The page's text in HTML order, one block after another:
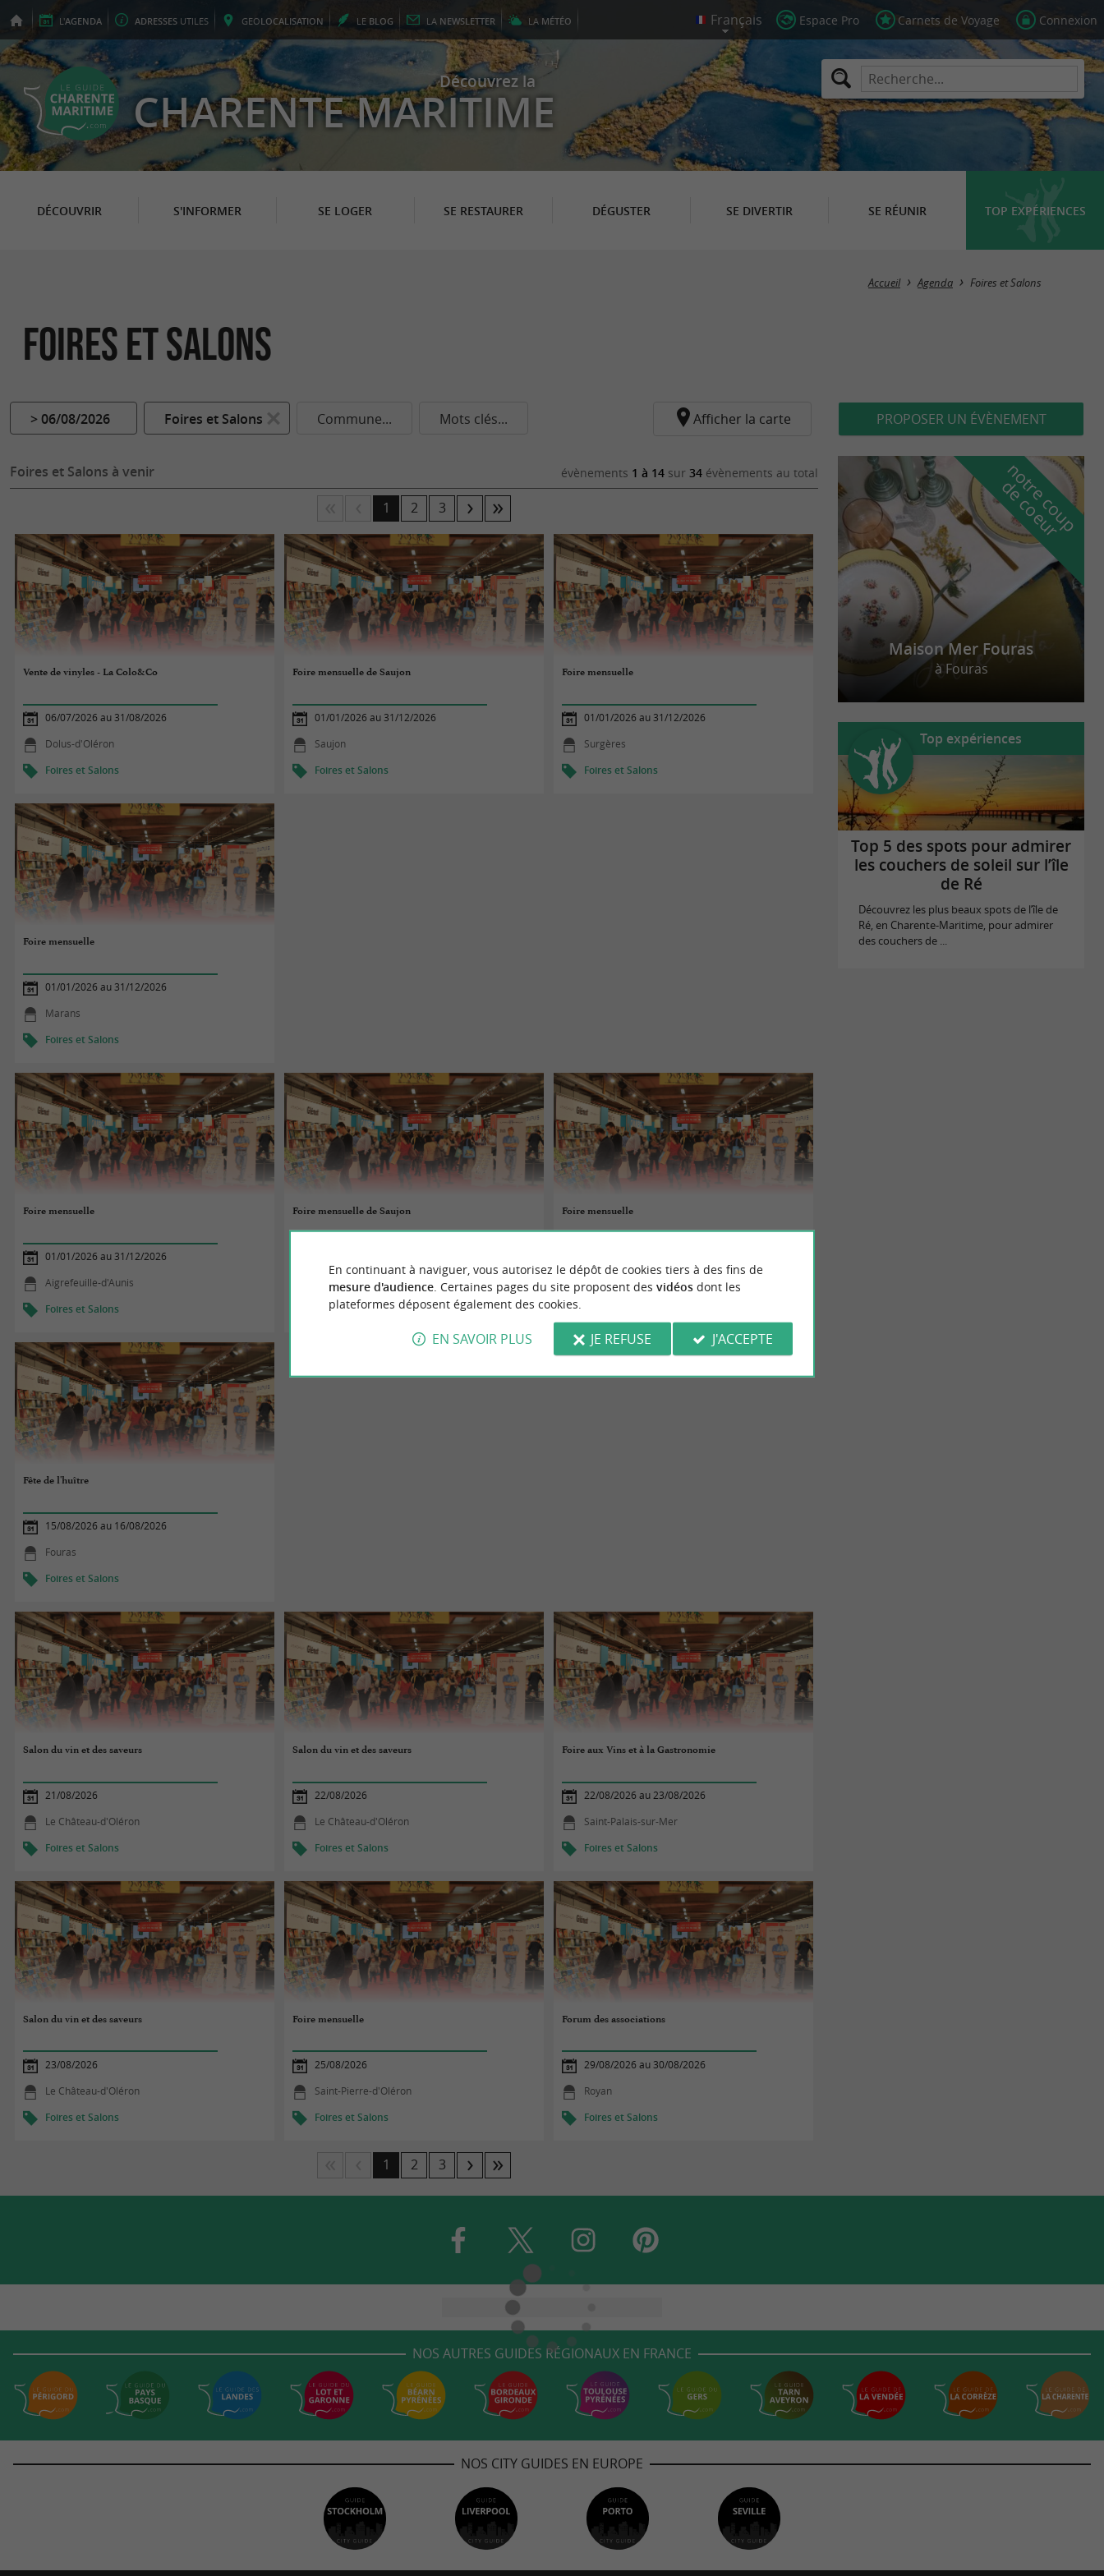
L'AGENDA ADRESSES UTILES GEOLOCALISATION LE BLOG LA NEWSLETTER LA MÉTÉO Espace Pro Carnets de Voyage Connexion
Découvrez la
CHARENTE MARITIME
DÉCOUVRIR S'INFORMER SE LOGER SE RESTAURER DÉGUSTER SE DIVERTIR SE RÉUNIR TOP EXPÉRIENCES
Masquer la carte
Accueil Agenda Foires et Salons
Foires et Salons
> 06/08/2026 Foires et Salons Commune... Mots clés... Afficher la carte
Foires et Salons à venir évènements 1 à 14 sur 34 évènements au total
1 2 3
Vente de vinyles - La Colo&Co
06/07/2026 au 31/08/2026
Dolus-d'Oléron
Foires et Salons
Foire mensuelle de Saujon
01/01/2026 au 31/12/2026
Saujon
Foires et Salons
Foire mensuelle
01/01/2026 au 31/12/2026
Surgères
Foires et Salons
Foire mensuelle
01/01/2026 au 31/12/2026
Marans
Foires et Salons
Foire mensuelle
01/01/2026 au 31/12/2026
Aigrefeuille-d'Aunis
Foires et Salons
Foire mensuelle de Saujon
Saujon
Foires et Salons
Foire mensuelle
Rochefort
Fête de l'huître
15/08/2026 au 16/08/2026
Fouras
Foires et Salons
Salon du vin et des saveurs
21/08/2026
Le Château-d'Oléron
Foires et Salons
Salon du vin et des saveurs
22/08/2026
Le Château-d'Oléron
Foires et Salons
Foire aux Vins et à la Gastronomie
22/08/2026 au 23/08/2026
Saint-Palais-sur-Mer
Foires et Salons
Salon du vin et des saveurs
23/08/2026
Le Château-d'Oléron
Foires et Salons
Foire mensuelle
25/08/2026
Saint-Pierre-d'Oléron
Foires et Salons
Forum des associations
29/08/2026 au 30/08/2026
Royan
Foires et Salons
1 2 3
PROPOSER UN ÉVÈNEMENT
n
o
t
r
e
c
o
u
p
d
e
c
o
e
u
r
Maison Mer Fouras
à Fouras
Top expériences
Top 5 des spots pour admirer
les couchers de soleil sur l’île
de Ré
Découvrez les plus beaux spots de l’île de
Ré, en Charente-Maritime, pour admirer
des couchers de ...
NOS AUTRES GUIDES RÉGIONAUX EN FRANCE
NOS CITY GUIDES EN EUROPE
En continuant à naviguer, vous autorisez le dépôt de cookies tiers à des fins de
mesure d'audience. Certaines pages du site proposent des vidéosdont les
plateformes déposent également des cookies.
EN SAVOIR PLUS JE REFUSE J'ACCEPTE